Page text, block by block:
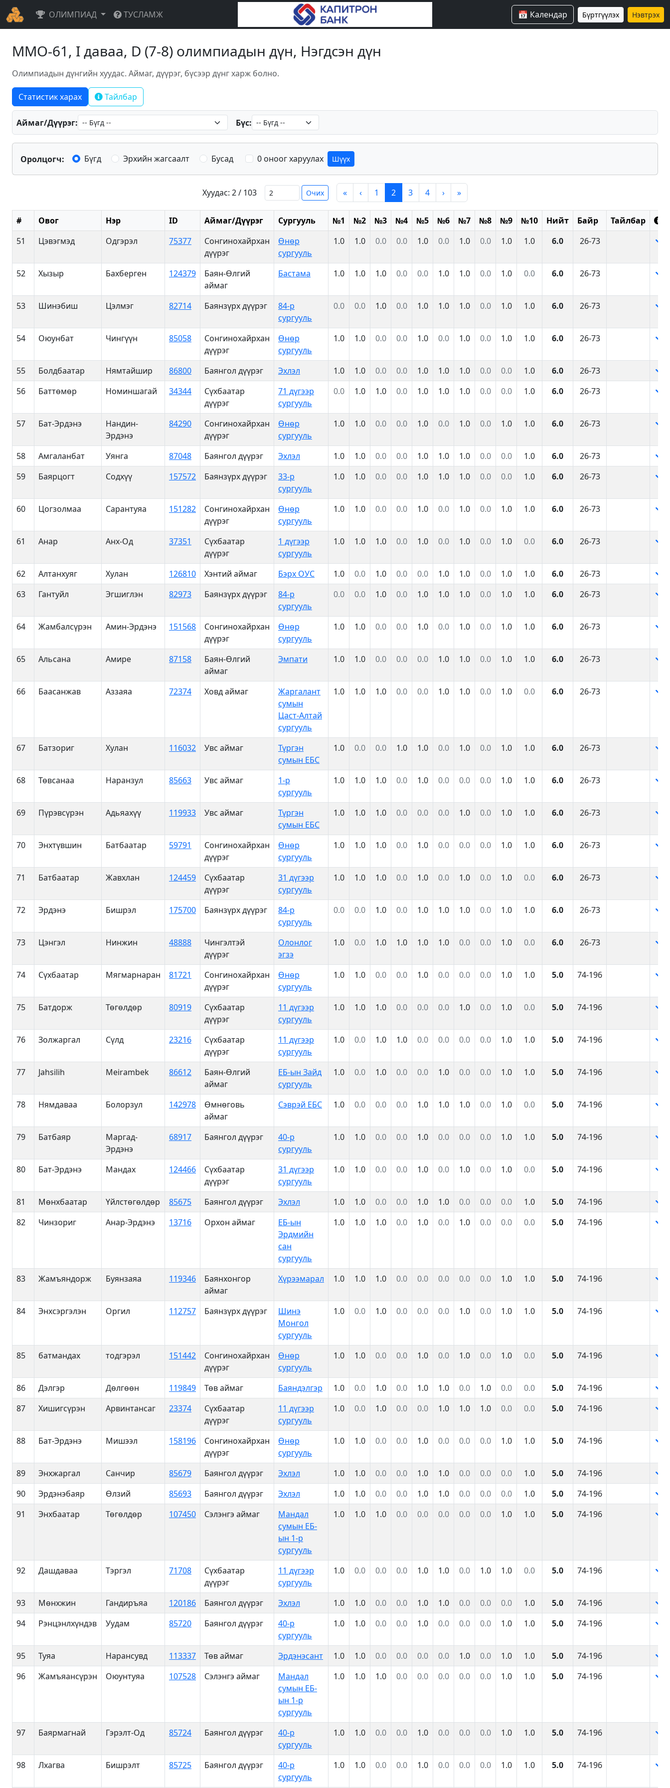
ОЛИМПИАД ТУСЛАМЖ 📅 Календар Бүртгүүлэх Нэвтрэх
ММО-61, I даваа, D (7-8) олимпиадын дүн, Нэгдсэн дүн
Олимпиадын дүнгийн хуудас. Аймаг, дүүрэг, бүсээр дүнг харж болно.
Статистик харах Тайлбар
Аймаг/Дүүрэг: Бүс:
Оролцогч: Бүгд Эрхийн жагсаалт Бусад 0 оноог харуулах Шүүх
Хуудас: 2 / 103 Очих « ‹ 1 2 3 4 › »
# Овог Нэр ID Аймаг/Дүүрэг Сургууль №1 №2 №3 №4 №5 №6 №7 №8 №9 №10 Нийт Байр
Тайлбар
51
Цэвэгмэд Одгэрэл 75377
Сонгинохайрхан
дүүрэг
Өнөр
сургууль
1.0 1.0 0.0 0.0 1.0 0.0 1.0 0.0 1.0 1.0 6.0 26-73
52 Хызыр Бахберген 124379
Баян-Өлгий
аймаг
Бастама 1.0 1.0 1.0 0.0 0.0 1.0 1.0 0.0 1.0 0.0 6.0 26-73
53 Шинэбиш Цэлмэг 82714 Баянзүрх дүүрэг
84-р
сургууль
0.0 0.0 1.0 0.0 1.0 1.0 1.0 0.0 1.0 1.0 6.0 26-73
54 Оюунбат Чингүүн 85058
Сонгинохайрхан
дүүрэг
Өнөр
сургууль
1.0 1.0 0.0 0.0 1.0 0.0 1.0 0.0 1.0 1.0 6.0 26-73
55 Болдбаатар Нямтайшир 86800 Баянгол дүүрэг Эхлэл 1.0 1.0 0.0 0.0 1.0 1.0 1.0 0.0 0.0 1.0 6.0
26-73
56
Баттөмөр Номиншагай 34344
Сүхбаатар
дүүрэг
71 дүгээр
сургууль
0.0 1.0 1.0 0.0 1.0 1.0 1.0 0.0 0.0 1.0 6.0 26-73
57 Бат-Эрдэнэ
Нандин-
Эрдэнэ
84290
Сонгинохайрхан
дүүрэг
Өнөр
сургууль
1.0 1.0 0.0 0.0 1.0 0.0 1.0 0.0 1.0 1.0 6.0 26-73
58 Амгаланбат Уянга 87048 Баянгол дүүрэг Эхлэл 1.0 1.0 0.0 0.0 1.0 1.0 1.0 0.0 0.0 1.0 6.0
26-73
59
Баярцогт Содхүү 157572 Баянзүрх дүүрэг
33-р
сургууль
1.0 1.0 0.0 0.0 1.0 1.0 1.0 0.0 0.0 1.0 6.0 26-73
60 Цогзолмаа Сарантуяа 151282
Сонгинохайрхан
дүүрэг
Өнөр
сургууль
1.0 1.0 0.0 0.0 1.0 0.0 1.0 0.0 1.0 1.0 6.0 26-73
61 Анар Анх-Од 37351
Сүхбаатар
дүүрэг
1 дүгээр
сургууль
1.0 1.0 1.0 0.0 1.0 0.0 1.0 0.0 1.0 0.0 6.0 26-73
62 Алтанхуяг Хулан 126810 Хэнтий аймаг Бэрх ОУС 1.0 0.0 1.0 0.0 0.0 1.0 1.0 0.0 1.0 1.0 6.0
26-73
63
Гантуйл Эгшиглэн 82973 Баянзүрх дүүрэг
84-р
сургууль
0.0 0.0 1.0 0.0 1.0 1.0 1.0 0.0 1.0 1.0 6.0 26-73
64 Жамбалсүрэн Амин-Эрдэнэ 151568
Сонгинохайрхан
дүүрэг
Өнөр
сургууль
1.0 1.0 0.0 0.0 1.0 0.0 1.0 0.0 1.0 1.0 6.0 26-73
65 Альсана Амире 87158
Баян-Өлгий
аймаг
Эмпати 1.0 1.0 0.0 0.0 0.0 1.0 1.0 0.0 1.0 1.0 6.0 26-73
66 Баасанжав Аззаяа 72374 Ховд аймаг
Жаргалант
сумын
Цаст-Алтай
сургууль
1.0 1.0 1.0 0.0 0.0 1.0 1.0 0.0 1.0 0.0 6.0 26-73
67 Батзориг Хулан 116032 Увс аймаг
Түргэн
сумын ЕБС
1.0 0.0 0.0 1.0 1.0 0.0 1.0 0.0 1.0 1.0 6.0 26-73
68 Төвсанаа Наранзул 85663 Увс аймаг
1-р
сургууль
1.0 1.0 1.0 0.0 1.0 0.0 0.0 0.0 1.0 1.0 6.0 26-73
69 Пүрэвсүрэн Адьяахүү 119933 Увс аймаг
Түргэн
сумын ЕБС
1.0 1.0 1.0 0.0 0.0 0.0 1.0 0.0 1.0 1.0 6.0 26-73
70 Энхтүвшин Батбаатар 59791
Сонгинохайрхан
дүүрэг
Өнөр
сургууль
1.0 1.0 1.0 0.0 1.0 0.0 0.0 0.0 1.0 1.0 6.0 26-73
71 Батбаатар Жавхлан 124459
Сүхбаатар
дүүрэг
31 дүгээр
сургууль
1.0 1.0 1.0 0.0 1.0 0.0 1.0 0.0 1.0 0.0 6.0 26-73
72 Эрдэнэ Бишрэл 175700 Баянзүрх дүүрэг
84-р
сургууль
0.0 0.0 1.0 0.0 1.0 1.0 1.0 0.0 1.0 1.0 6.0 26-73
73 Цэнгэл Нинжин 48888
Чингэлтэй
дүүрэг
Олонлог
эгзэ
1.0 0.0 1.0 1.0 1.0 1.0 0.0 0.0 1.0 0.0 6.0 26-73
74 Сүхбаатар Мягмарнаран 81721
Сонгинохайрхан
дүүрэг
Өнөр
сургууль
1.0 1.0 0.0 0.0 1.0 0.0 0.0 0.0 1.0 1.0 5.0 74-196
75 Батдорж Төгөлдөр 80919
Сүхбаатар
дүүрэг
11 дүгээр
сургууль
1.0 1.0 1.0 0.0 0.0 0.0 1.0 0.0 1.0 0.0 5.0 74-196
76 Золжаргал Сүлд 23216
Сүхбаатар
дүүрэг
11 дүгээр
сургууль
1.0 0.0 1.0 1.0 0.0 0.0 0.0 0.0 1.0 1.0 5.0 74-196
77 Jahsilih Meirambek 86612
Баян-Өлгий
аймаг
ЕБ-ын Зайд
сургууль
1.0 0.0 1.0 0.0 0.0 1.0 0.0 0.0 1.0 1.0 5.0 74-196
78 Нямдаваа Болорзул 142978
Өмнөговь
аймаг
Сэврэй ЕБС 1.0 0.0 0.0 0.0 1.0 1.0 1.0 0.0 1.0 0.0 5.0 74-196
79 Батбаяр
Маргад-
Эрдэнэ
68917 Баянгол дүүрэг
40-р
сургууль
1.0 1.0 0.0 0.0 1.0 0.0 0.0 0.0 1.0 1.0 5.0 74-196
80 Бат-Эрдэнэ Мандах 124466
Сүхбаатар
дүүрэг
31 дүгээр
сургууль
1.0 1.0 0.0 0.0 1.0 0.0 1.0 0.0 1.0 0.0 5.0 74-196
81 Мөнхбаатар Үйлстөгөлдөр 85675 Баянгол дүүрэг Эхлэл 1.0 1.0 0.0 0.0 1.0 1.0 0.0 0.0 0.0 1.0 5.0
74-196
82
Чинзориг Анар-Эрдэнэ 13716 Орхон аймаг
ЕБ-ын
Эрдмийн
сан
сургууль
1.0 1.0 1.0 0.0 1.0 0.0 1.0 0.0 0.0 0.0 5.0 74-196
83 Жамъяндорж Буянзаяа 119346
Баянхонгор
аймаг
Хүрээмарал 1.0 1.0 1.0 0.0 0.0 0.0 0.0 0.0 1.0 1.0 5.0 74-196
84 Энхсэргэлэн Оргил 112757 Баянзүрх дүүрэг
Шинэ
Монгол
сургууль
1.0 0.0 1.0 0.0 0.0 0.0 1.0 0.0 1.0 1.0 5.0 74-196
85 батмандах тодгэрэл 151442
Сонгинохайрхан
дүүрэг
Өнөр
сургууль
1.0 1.0 0.0 0.0 1.0 0.0 1.0 0.0 1.0 0.0 5.0 74-196
86 Дэлгэр Дөлгөөн 119849 Төв аймаг Баяндэлгэр 1.0 0.0 1.0 0.0 1.0 1.0 0.0 1.0 0.0 0.0 5.0
74-196
87
Хишигсүрэн Арвинтансаг 23374
Сүхбаатар
дүүрэг
11 дүгээр
сургууль
1.0 0.0 1.0 0.0 0.0 1.0 1.0 1.0 0.0 0.0 5.0 74-196
88 Бат-Эрдэнэ Мишээл 158196
Сонгинохайрхан
дүүрэг
Өнөр
сургууль
1.0 1.0 0.0 0.0 1.0 0.0 0.0 0.0 1.0 1.0 5.0 74-196
89 Энхжаргал Санчир 85679 Баянгол дүүрэг Эхлэл 1.0 1.0 0.0 0.0 1.0 1.0 0.0 0.0 0.0 1.0 5.0
74-196
90
Эрдэнэбаяр Өлзий 85693 Баянгол дүүрэг Эхлэл 1.0 1.0 0.0 0.0 1.0 1.0 0.0 0.0 0.0 1.0 5.0
74-196
91
Энхбаатар Төгөлдөр 107450 Сэлэнгэ аймаг
Мандал
сумын ЕБ-
ын 1-р
сургууль
1.0 1.0 1.0 0.0 0.0 0.0 0.0 0.0 1.0 1.0 5.0 74-196
92 Дашдаваа Тэргэл 71708
Сүхбаатар
дүүрэг
11 дүгээр
сургууль
1.0 0.0 0.0 0.0 1.0 1.0 0.0 1.0 1.0 0.0 5.0 74-196
93 Мөнхжин Гандиръяа 120186 Баянгол дүүрэг Эхлэл 1.0 1.0 0.0 0.0 1.0 1.0 0.0 0.0 0.0 1.0 5.0
74-196
94
Рэнцэнлхүндэв Уудам 85720 Баянгол дүүрэг
40-р
сургууль
1.0 1.0 0.0 0.0 1.0 0.0 0.0 0.0 1.0 1.0 5.0 74-196
95 Туяа Нарансувд 113337 Төв аймаг Эрдэнэсант 1.0 1.0 0.0 0.0 0.0 0.0 1.0 0.0 1.0 1.0 5.0
74-196
96
Жамъяансүрэн Оюунтуяа 107528 Сэлэнгэ аймаг
Мандал
сумын ЕБ-
ын 1-р
сургууль
1.0 1.0 1.0 0.0 0.0 0.0 0.0 0.0 1.0 1.0 5.0 74-196
97 Баярмагнай Гэрэлт-Од 85724 Баянгол дүүрэг
40-р
сургууль
1.0 1.0 0.0 0.0 1.0 0.0 0.0 0.0 1.0 1.0 5.0 74-196
98 Лхагва Бишрэлт 85725 Баянгол дүүрэг
40-р
сургууль
1.0 1.0 0.0 0.0 1.0 0.0 0.0 0.0 1.0 1.0 5.0 74-196